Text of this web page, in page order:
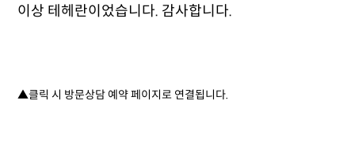
이상 테헤란이었습니다. 감사합니다.
▲클릭 시 방문상담 예약 페이지로 연결됩니다.